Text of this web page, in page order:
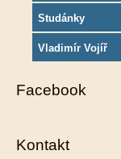
Studánky
Vladimír Vojíř
Facebook
Kontakt